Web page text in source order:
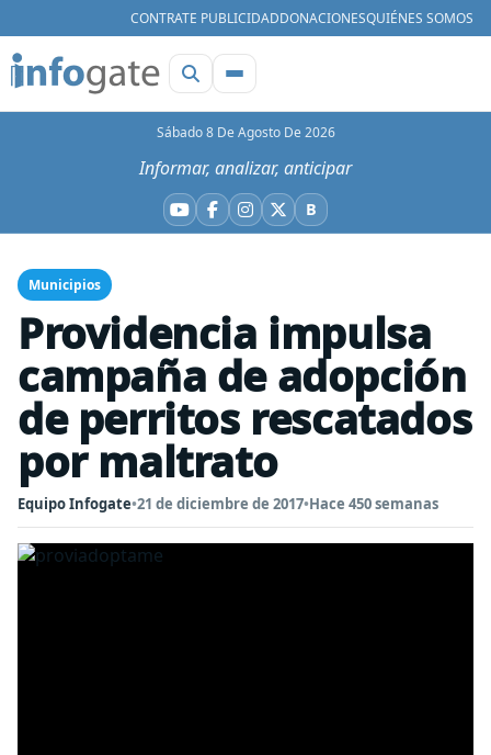
CONTRATE PUBLICIDADDONACIONESQUIÉNES SOMOS
Sábado 8 De Agosto De 2026
Informar, analizar, anticipar
YouTube
Facebook
Instagram
X BBluesky
Municipios
Providencia impulsa
campaña de adopción
de perritos rescatados
por maltrato
Equipo Infogate•21 de diciembre de 2017•Hace 450 semanas